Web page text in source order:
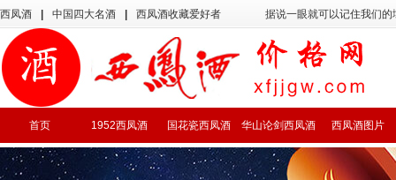
西凤酒 中国四大名酒 西凤酒收藏爱好者 据说一眼就可以记住我们
首页 1952西凤酒 国花瓷西凤酒 华山论剑西凤酒 西凤酒图片